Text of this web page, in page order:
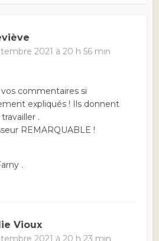
2021 à 20 h 56 min
commentaires si
expliqués ! Ils donnent
.
REMARQUABLE !
.
Vioux
2021 à 20 h 23 min